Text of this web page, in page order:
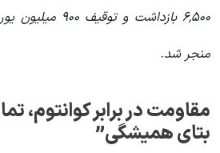
۶,۵۰۰ بازداشت و
منجر شد.
مقاومت در برابر کوانتوم،
بتای همیشگی”